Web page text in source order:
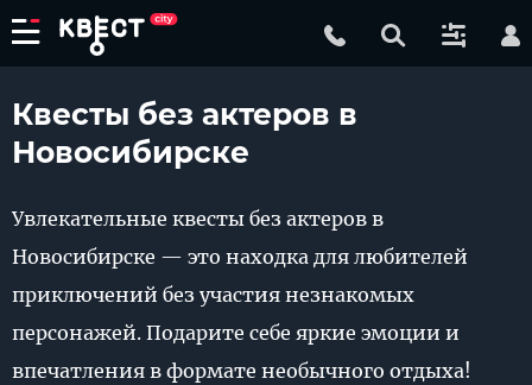
Квесты без актеров в
Новосибирске
Увлекательные квесты без актеров в
Новосибирске — это находка для любителей
приключений без участия незнакомых
персонажей. Подарите себе яркие эмоции и
впечатления в формате необычного отдыха!